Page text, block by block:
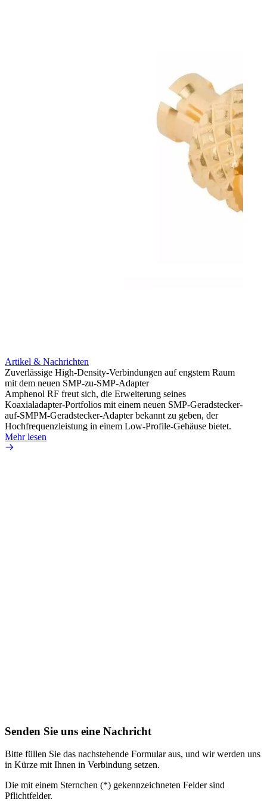
Artikel & Nachrichten
Zuverlässige High-Density-Verbindungen auf engstem Raum
mit dem neuen SMP-zu-SMP-Adapter
Amphenol RF freut sich, die Erweiterung seines
Koaxialadapter-Portfolios mit einem neuen SMP-Geradstecker-
auf-SMPM-Geradstecker-Adapter bekannt zu geben, der
Hochfrequenzleistung in einem Low-Profile-Gehäuse bietet.
Mehr lesen
Senden Sie uns eine Nachricht
Bitte füllen Sie das nachstehende Formular aus, und wir werden uns
in Kürze mit Ihnen in Verbindung setzen.
Die mit einem Sternchen (*) gekennzeichneten Felder sind
Pflichtfelder.